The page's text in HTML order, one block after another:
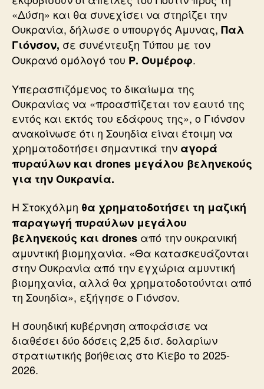
«Δύση» και θα συνεχίσει να στηρίζει την
Ουκρανία, δήλωσε ο υπουργός Αμυνας, Παλ
Γιόνσον, σε συνέντευξη Τύπου με τον
Ουκρανό ομόλογό του Ρ. Ουμέροφ.
Υπερασπιζόμενος το δικαίωμα της
Ουκρανίας να «προασπίζεται τον εαυτό της
εντός και εκτός του εδάφους της», ο Γιόνσον
ανακοίνωσε ότι η Σουηδία είναι έτοιμη να
χρηματοδοτήσει σημαντικά την αγορά
πυραύλων και drones μεγάλου βεληνεκούς
για την Ουκρανία.
Η Στοκχόλμη θα χρηματοδοτήσει τη μαζική
παραγωγή πυραύλων μεγάλου
βεληνεκούς και drones από την ουκρανική
αμυντική βιομηχανία. «Θα κατασκευάζονται
στην Ουκρανία από την εγχώρια αμυντική
βιομηχανία, αλλά θα χρηματοδοτούνται από
τη Σουηδία», εξήγησε ο Γιόνσον.
Η σουηδική κυβέρνηση αποφάσισε να
διαθέσει δύο δόσεις 2,25 δισ. δολαρίων
στρατιωτικής βοήθειας στο Κίεβο το 2025-
2026.